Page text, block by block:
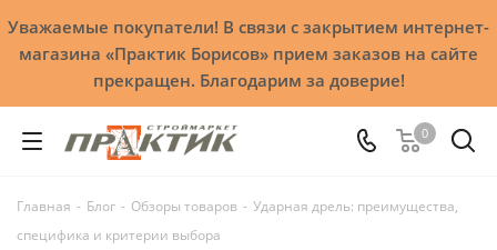
Уважаемые покупатели! В связи с закрытием интернет-
магазина «Практик Борисов» прием заказов на сайте
прекращен. Благодарим за доверие!
0
Главная - Блог - Обзоры товаров - Ударная дрель: преимущества,
специфика и критерии выбора